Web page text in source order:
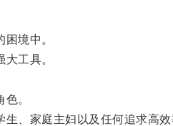
境中。
工具。
。
家庭主妇以及任何追求高效